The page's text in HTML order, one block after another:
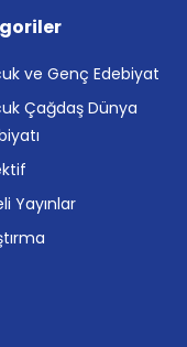
ve Genç Edebiyat
Çağdaş Dünya
Yayınlar